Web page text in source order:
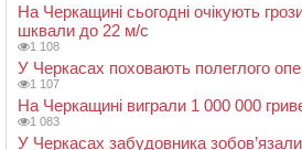
На Черкащині сьогодні очікують
шквали до 22 м/с
1 108
У Черкасах поховають полеглого
1 107
На Черкащині виграли 1 000 000
1 083
У Черкасах забудовника